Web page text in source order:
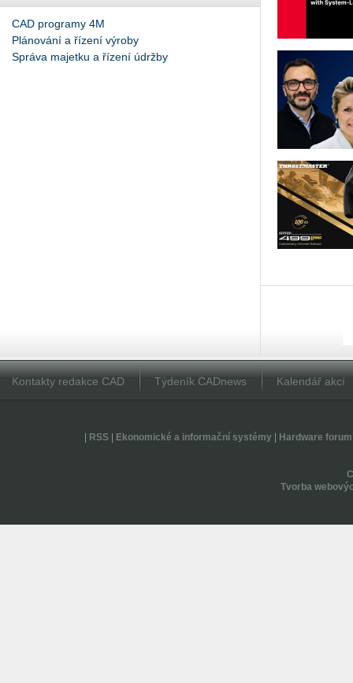
CAD programy 4M
Plánování a řízení výroby
Správa majetku a řízení údržby
Kontakty redakce CAD Týdeník CADnews Kalendář akcí
RSS| Ekonomické a informační systémy| Hardware forum
Tvorba